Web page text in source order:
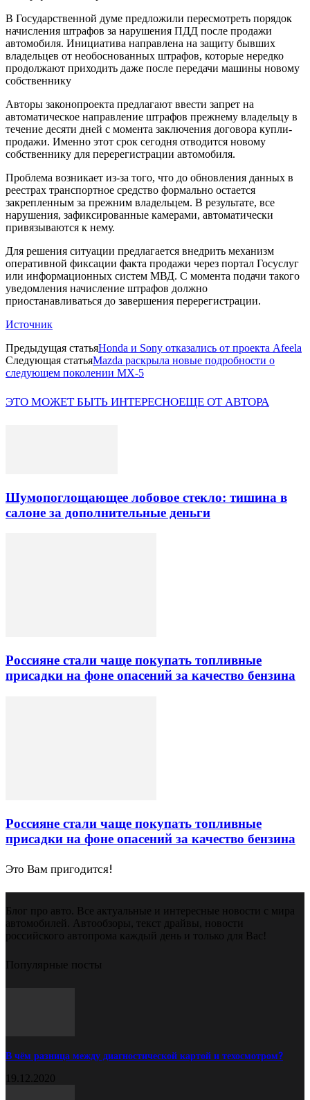
В Государственной думе предложили пересмотреть порядок
начисления штрафов за нарушения ПДД после продажи
автомобиля. Инициатива направлена на защиту бывших
владельцев от необоснованных штрафов, которые нередко
продолжают приходить даже после передачи машины новому
собственнику
Авторы законопроекта предлагают ввести запрет на
автоматическое направление штрафов прежнему владельцу в
течение десяти дней с момента заключения договора купли-
продажи. Именно этот срок сегодня отводится новому
собственнику для перерегистрации автомобиля.
Проблема возникает из-за того, что до обновления данных в
реестрах транспортное средство формально остается
закрепленным за прежним владельцем. В результате, все
нарушения, зафиксированные камерами, автоматически
привязываются к нему.
Для решения ситуации предлагается внедрить механизм
оперативной фиксации факта продажи через портал Госуслуг
или информационных систем МВД. С момента подачи такого
уведомления начисление штрафов должно
приостанавливаться до завершения перерегистрации.
Источник
Предыдущая статьяHonda и Sony отказались от проекта Afeela
Следующая статьяMazda раскрыла новые подробности о
следующем поколении MX-5
ЭТО МОЖЕТ БЫТЬ ИНТЕРЕСНОЕЩЕ ОТ АВТОРА
Шумопоглощающее лобовое стекло: тишина в
салоне за дополнительные деньги
Россияне стали чаще покупать топливные
присадки на фоне опасений за качество бензина
Россияне стали чаще покупать топливные
присадки на фоне опасений за качество бензина
Это Вам пригодится!
Блог про авто. Все актуальные и интересные новости с мира
автомобилей. Автообзоры, текст драйвы, новости
российского автопрома каждый день и только для Вас!
Популярные посты
В чём разница между диагностической картой и техосмотром?
19.12.2020